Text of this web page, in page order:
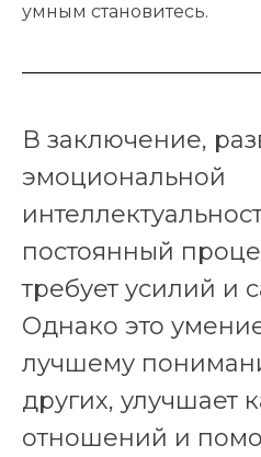
умным становитесь.
В заключение,
эмоциональной
постоянный
требует усилий и
Однако это
лучшему
других, улучшает
отношений и